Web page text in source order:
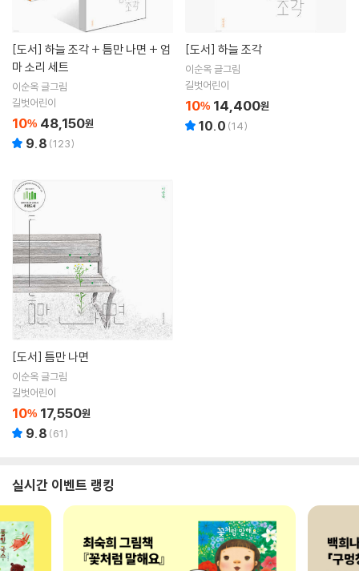
[도서]
마 소리 세트
이순옥 글그림
길벗어린이
10% 48,150원
9.8 (123)
[도서] 하늘 조각
이순옥 글그림
길벗어린이
10% 14,400원
10.0 (14)
[도서] 틈만 나면
이순옥 글그림
길벗어린이
10% 17,550원
9.8 (61)
실시간 이벤트 랭킹